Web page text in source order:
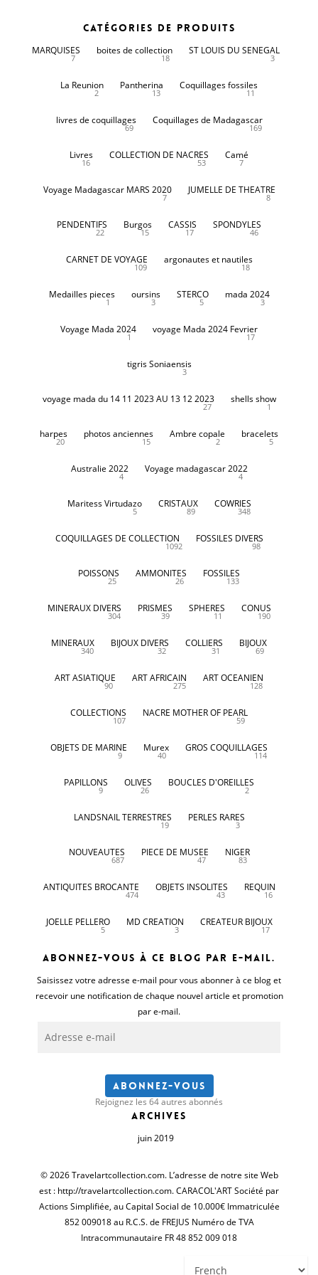
Catégories de produits
MARQUISES
7
boites de collection
18
ST LOUIS DU SENEGAL
3
La Reunion
2
Pantherina
13
Coquillages fossiles
11
livres de coquillages
69
Coquillages de Madagascar
169
Livres
16
COLLECTION DE NACRES
53
Camé
7
Voyage Madagascar MARS 2020
7
JUMELLE DE THEATRE
8
PENDENTIFS
22
Burgos
15
CASSIS
17
SPONDYLES
46
CARNET DE VOYAGE
109
argonautes et nautiles
18
Medailles pieces
1
oursins
3
STERCO
5
mada 2024
3
Voyage Mada 2024
1
voyage Mada 2024 Fevrier
17
tigris Soniaensis
3
voyage mada du 14 11 2023 AU 13 12 2023
27
shells show
1
harpes
20
photos anciennes
15
Ambre copale
2
bracelets
5
Australie 2022
4
Voyage madagascar 2022
4
Maritess Virtudazo
5
CRISTAUX
89
COWRIES
348
COQUILLAGES DE COLLECTION
1092
FOSSILES DIVERS
98
POISSONS
25
AMMONITES
26
FOSSILES
133
MINERAUX DIVERS
304
PRISMES
39
SPHERES
11
CONUS
190
MINERAUX
340
BIJOUX DIVERS
32
COLLIERS
31
BIJOUX
69
ART ASIATIQUE
90
ART AFRICAIN
275
ART OCEANIEN
128
COLLECTIONS
107
NACRE MOTHER OF PEARL
59
OBJETS DE MARINE
9
Murex
40
GROS COQUILLAGES
114
PAPILLONS
9
OLIVES
26
BOUCLES D'OREILLES
2
LANDSNAIL TERRESTRES
19
PERLES RARES
3
NOUVEAUTES
687
PIECE DE MUSEE
47
NIGER
83
ANTIQUITES BROCANTE
474
OBJETS INSOLITES
43
REQUIN
16
JOELLE PELLERO
5
MD CREATION
3
CREATEUR BIJOUX
17
Abonnez-vous à ce blog par e-mail.
Saisissez votre adresse e-mail pour vous abonner à ce blog et
recevoir une notification de chaque nouvel article et promotion
par e-mail.
e-
Abonnez-vous
Rejoignez les 64 autres abonnés
Archives
juin 2019
© 2026 Travelartcollection.com. L’adresse de notre site Web
est : http://travelartcollection.com. CARACOL'ART Société par
Actions Simplifiée, au Capital Social de 10.000€ Immatriculée
852 009018 au R.C.S. de FREJUS Numéro de TVA
Intracommunautaire FR 48 852 009 018